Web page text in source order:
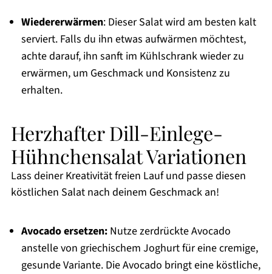
Wiedererwärmen: Dieser Salat wird am besten kalt
serviert. Falls du ihn etwas aufwärmen möchtest,
achte darauf, ihn sanft im Kühlschrank wieder zu
erwärmen, um Geschmack und Konsistenz zu
erhalten.
Herzhafter Dill-Einlege-
Hühnchensalat Variationen
Lass deiner Kreativität freien Lauf und passe diesen
köstlichen Salat nach deinem Geschmack an!
Avocado ersetzen:Nutze zerdrückte Avocado
anstelle von griechischem Joghurt für eine cremige,
gesunde Variante. Die Avocado bringt eine köstliche,